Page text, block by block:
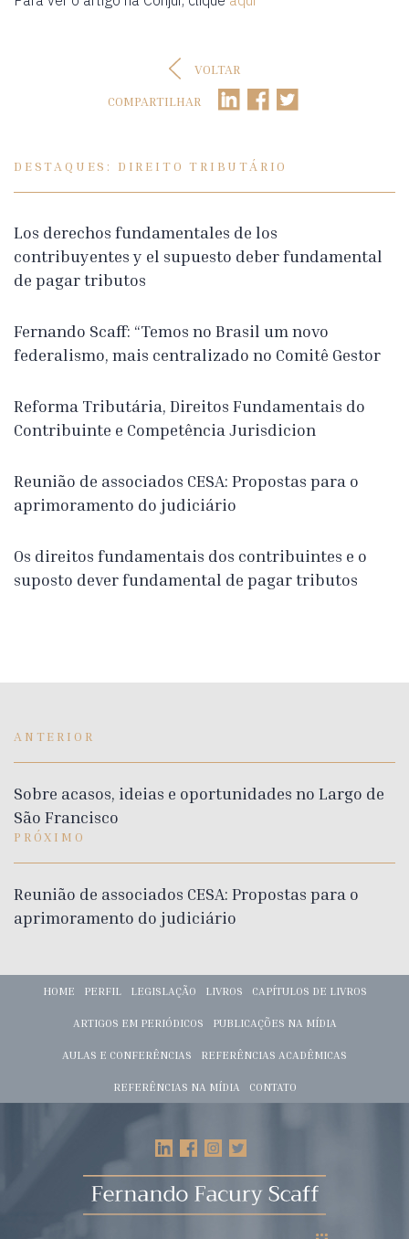
VOLTAR
COMPARTILHAR
DESTAQUES: DIREITO TRIBUTÁRIO
Los derechos fundamentales de los
contribuyentes y el supuesto deber fundamental
de pagar tributos
Fernando Scaff: “Temos no Brasil um novo
federalismo, mais centralizado no Comitê Gestor
Reforma Tributária, Direitos Fundamentais do
Contribuinte e Competência Jurisdicion
Reunião de associados CESA: Propostas para o
aprimoramento do judiciário
Os direitos fundamentais dos contribuintes e o
suposto dever fundamental de pagar tributos
ANTERIOR
Sobre acasos, ideias e oportunidades no Largo de
São Francisco
PRÓXIMO
Reunião de associados CESA: Propostas para o
aprimoramento do judiciário
HOME PERFIL LEGISLAÇÃO LIVROS CAPÍTULOS DE LIVROS
ARTIGOS EM PERIÓDICOS PUBLICAÇÕES NA MÍDIA
AULAS E CONFERÊNCIAS REFERÊNCIAS ACADÊMICAS
REFERÊNCIAS NA MÍDIA CONTATO